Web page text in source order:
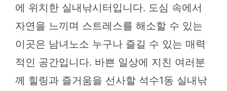
에 위치한 실내낚시터입니다. 도심 속에서
자연을 느끼며 스트레스를 해소할 수 있는
이곳은 남녀노소 누구나 즐길 수 있는 매력
적인 공간입니다. 바쁜 일상에 지친 여러분
께 힐링과 즐거움을 선사할 석수1동 실내낚